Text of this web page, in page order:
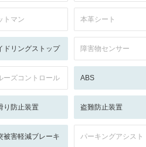
トマン 本革シート
ドリングストップ 障害物センサー
ーズコントロール ABS
り防止装置 盗難防止装置
被害軽減ブレーキ パーキングアシスト